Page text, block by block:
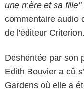
une mère et sa fille"
commentaire audio
de l'éditeur Criterion.
Déshéritée par son
Edith Bouvier a dû
Gardens où elle a